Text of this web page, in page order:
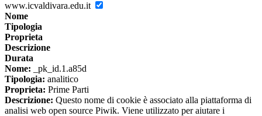
www.icvaldivara.edu.it
Nome
Tipologia
Proprieta
Descrizione
Durata
Nome: _pk_id.1.a85d
Tipologia: analitico
Proprieta: Prime Parti
Descrizione: Questo nome di cookie è associato alla piattaforma di
analisi web open source Piwik. Viene utilizzato per aiutare i